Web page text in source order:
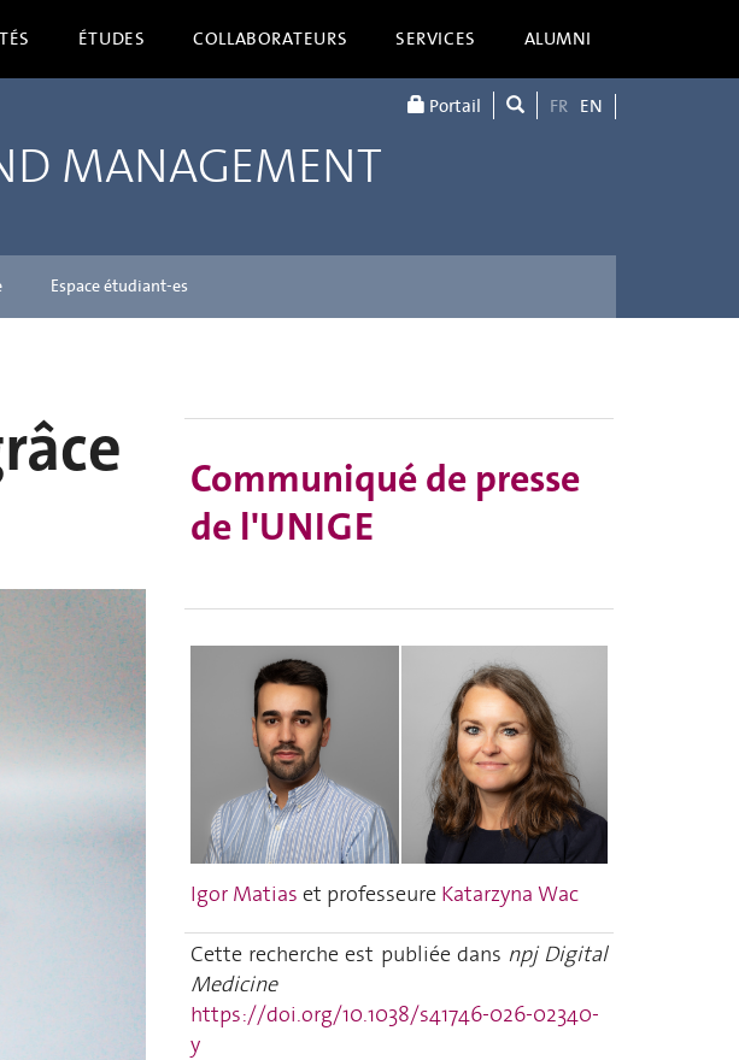
ÉTUDES COLLABORATEURS SERVICES ALUMNI
Portail FR EN
MANAGEMENT
Espace étudiant-es
Communiqué de presse
de l'UNIGE
Igor Matias et professeure Katarzyna Wac
Cette recherche est publiée dans npj Digital
Medicine
https://doi.org/10.1038/s41746-026-02340-
y